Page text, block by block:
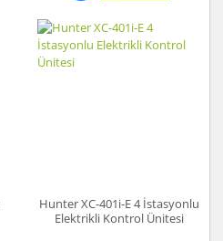
Hunter XC-401i-E 4 İstasyonlu
Elektrikli Kontrol Ünitesi